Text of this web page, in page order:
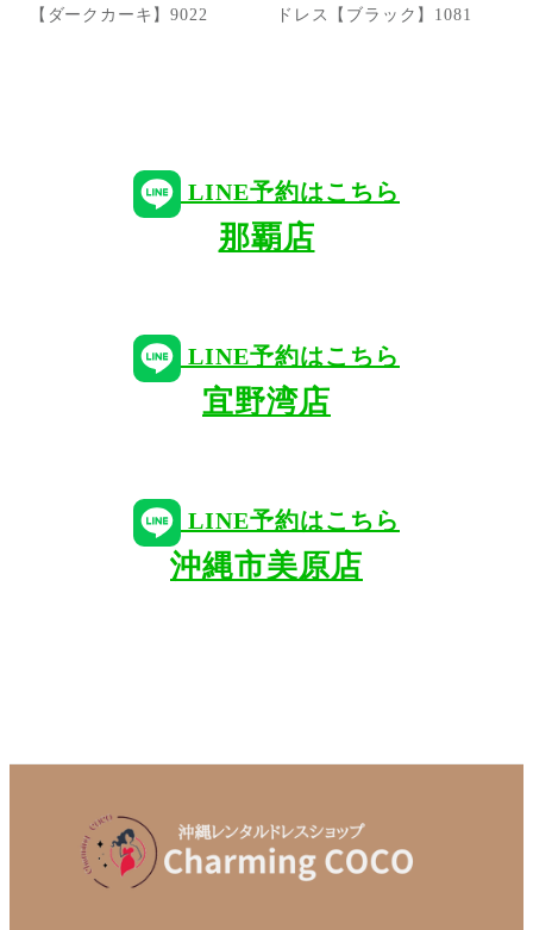
【ダークカーキ】9022
ドレス【ブラック】1081
LINE予約はこちら
那覇店
LINE予約はこちら
宜野湾店
LINE予約はこちら
沖縄市美原店